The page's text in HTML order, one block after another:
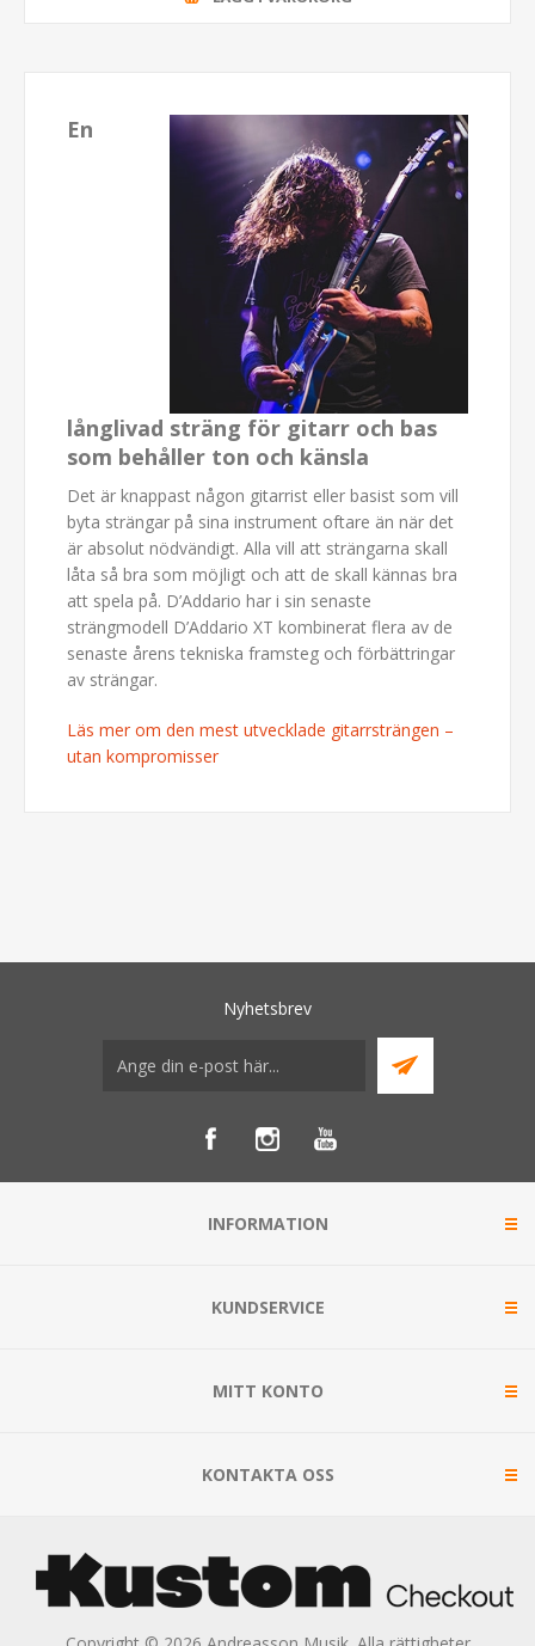
En
långlivad sträng för gitarr och bas
som behåller ton och känsla
Det är knappast någon gitarrist eller basist som vill
byta strängar på sina instrument oftare än när det
är absolut nödvändigt. Alla vill att strängarna skall
låta så bra som möjligt och att de skall kännas bra
att spela på. D’Addario har i sin senaste
strängmodell D’Addario XT kombinerat flera av de
senaste årens tekniska framsteg och förbättringar
av strängar.
Läs mer om den mest utvecklade gitarrsträngen –
utan kompromisser
Nyhetsbrev
INFORMATION
KUNDSERVICE
MITT KONTO
KONTAKTA OSS